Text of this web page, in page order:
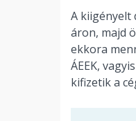
A kiigényelt
áron, majd
ekkora
ÁEEK,
kifizetik a